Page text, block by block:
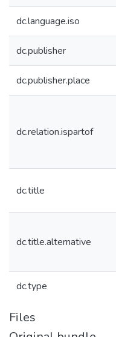
dc.language.iso
dc.publisher
dc.publisher.place
dc.relation.ispartof
dc.title
dc.title.alternative
dc.type
Files